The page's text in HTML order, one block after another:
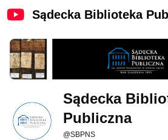
Sądecka Biblioteka
Sądecka
Publiczna
@SBPNS